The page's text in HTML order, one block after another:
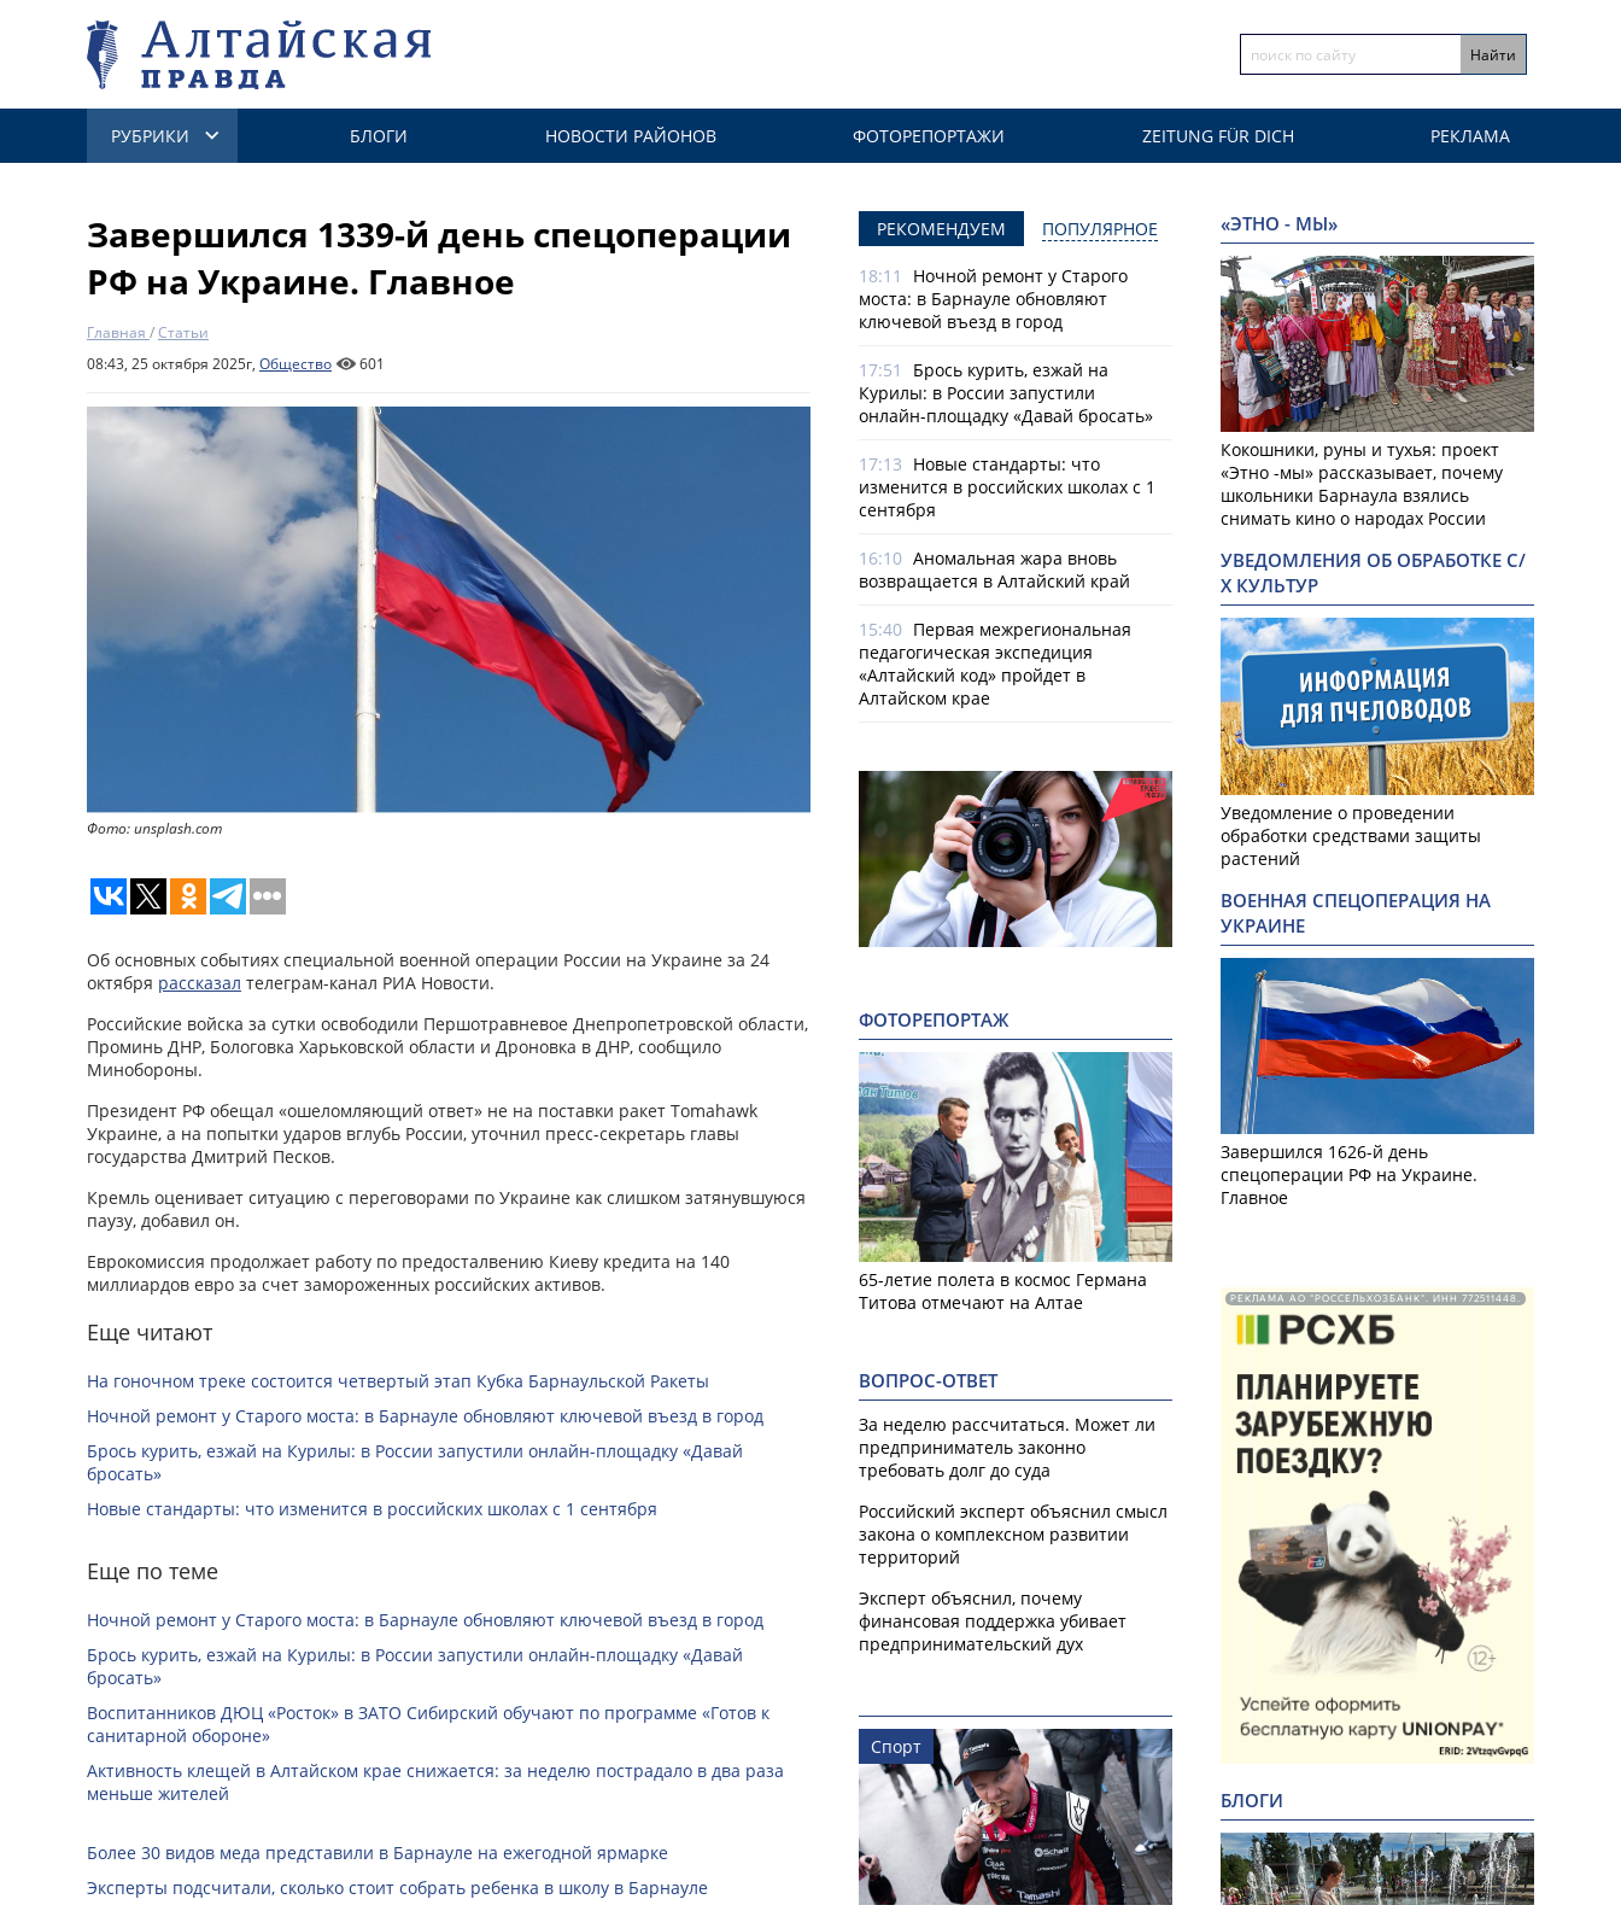
РУБРИКИ БЛОГИ НОВОСТИ РАЙОНОВ ФОТОРЕПОРТАЖИ ZEITUNG FÜR DICH РЕКЛАМА
Завершился 1339-й день спецоперации
РФ на Украине. Главное
Главная /Статьи
08:43, 25 октября 2025г, Общество 601
Фото: unsplash.com
Об основных событиях специальной военной операции России на Украине за 24
октября рассказал телеграм-канал РИА Новости.
Российские войска за сутки освободили Першотравневое Днепропетровской области,
Проминь ДНР, Бологовка Харьковской области и Дроновка в ДНР, сообщило
Минобороны.
Президент РФ обещал «ошеломляющий ответ» не на поставки ракет Tomahawk
Украине, а на попытки ударов вглубь России, уточнил пресс-секретарь главы
государства Дмитрий Песков.
Кремль оценивает ситуацию с переговорами по Украине как слишком затянувшуюся
паузу, добавил он.
Еврокомиссия продолжает работу по предосталвению Киеву кредита на 140
миллиардов евро за счет замороженных российских активов.
Еще читают
На гоночном треке состоится четвертый этап Кубка Барнаульской Ракеты
Ночной ремонт у Старого моста: в Барнауле обновляют ключевой въезд в город
Брось курить, езжай на Курилы: в России запустили онлайн-­площадку «Давай
бросать»
Новые стандарты: что изменится в российских школах с 1 сентября
Еще по теме
Ночной ремонт у Старого моста: в Барнауле обновляют ключевой въезд в город
Брось курить, езжай на Курилы: в России запустили онлайн-­площадку «Давай
бросать»
Воспитанников ДЮЦ «Росток» в ЗАТО Сибирский обучают по программе «Готов к
санитарной обороне»
Активность клещей в Алтайском крае снижается: за неделю пострадало в два раза
меньше жителей
Более 30 видов меда представили в Барнауле на ежегодной ярмарке
Эксперты подсчитали, сколько стоит собрать ребенка в школу в Барнауле
РЕКОМЕНДУЕМ ПОПУЛЯРНОЕ
18:11
Ночной ремонт у Старого
моста: в Барнауле обновляют
ключевой въезд в город
17:51
Брось курить, езжай на
Курилы: в России запустили
онлайн-­площадку «Давай бросать»
17:13 Новые стандарты: что
изменится в российских школах с 1
сентября
16:10 Аномальная жара вновь
возвращается в Алтайский край
15:40 Первая межрегиональная
педагогическая экспедиция
«Алтайский код» пройдет в
Алтайском крае
ФОТОРЕПОРТАЖ
65-летие полета в космос Германа
Титова отмечают на Алтае
ВОПРОС-ОТВЕТ
За неделю рассчитаться. Может ли
предприниматель законно
требовать долг до суда
Российский эксперт объяснил смысл
закона о комплексном развитии
территорий
Эксперт объяснил, почему
финансовая поддержка убивает
предпринимательский дух
Спорт
«ЭТНО - МЫ»
Кокошники, руны и тухья: проект
«Этно -мы» рассказывает, почему
школьники Барнаула взялись
снимать кино о народах России
УВЕДОМЛЕНИЯ ОБ ОБРАБОТКЕ С/
Х КУЛЬТУР
Уведомление о проведении
обработки средствами защиты
растений
ВОЕННАЯ СПЕЦОПЕРАЦИЯ НА
УКРАИНЕ
Завершился 1626-й день
спецоперации РФ на Украине.
Главное
РЕКЛАМА АО "РОССЕЛЬХОЗБАНК". ИНН 772511448.
БЛОГИ